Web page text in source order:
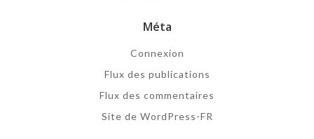
Méta
Connexion
Flux des publications
Flux des commentaires
Site de WordPress-FR